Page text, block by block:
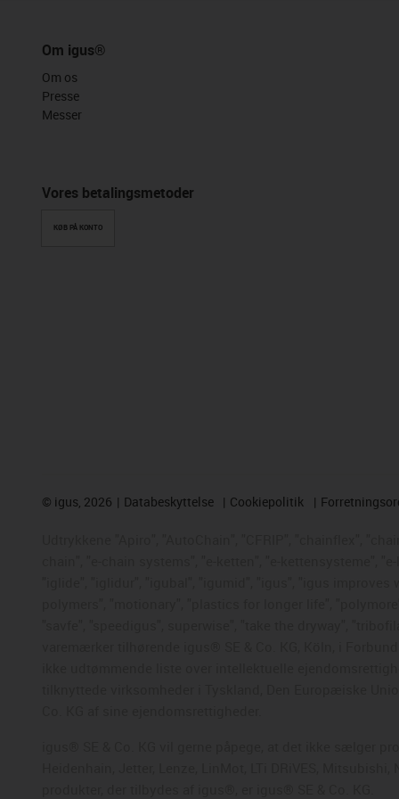
Om igus®
Om os
Presse
Messer
Vores betalingsmetoder
KØB PÅ KONTO
© igus, 2026 Databeskyttelse Cookiepolitik